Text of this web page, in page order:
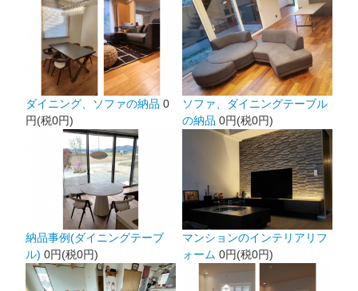
ダイニング、ソファの納品 0
円(税0円)
ソファ、ダイニングテーブル
の納品 0円(税0円)
納品事例(ダイニングテーブ
ル) 0円(税0円)
マンションのインテリアリフ
ォーム 0円(税0円)